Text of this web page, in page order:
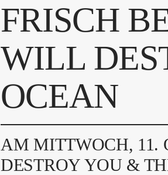
FRISCH
WILL
OCEAN
AM MITTWOCH, 11.
DESTROY YOU &